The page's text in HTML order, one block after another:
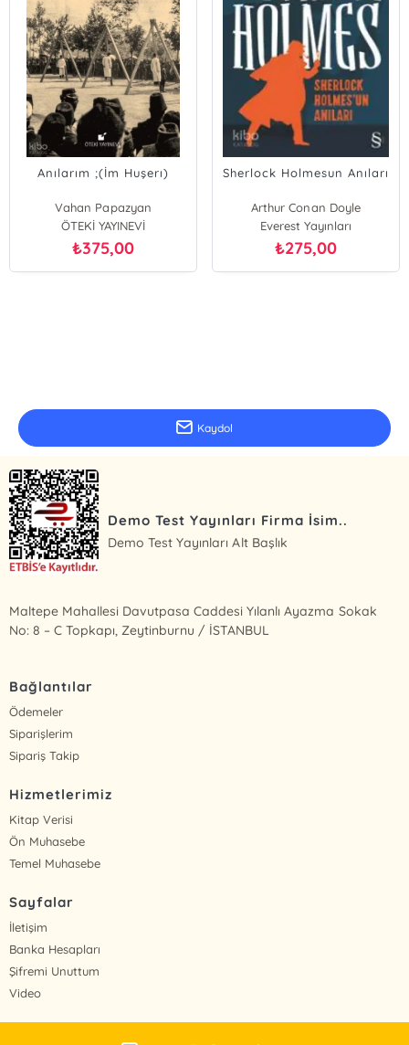
Anılarım ;(İm Huşerı)
Vahan Papazyan
ÖTEKİ YAYINEVİ
₺375,00
Sherlock Holmesun Anıları
Arthur Conan Doyle
Everest Yayınları
₺275,00
Kaydol
Demo Test Yayınları Firma İsim..
Demo Test Yayınları Alt Başlık
Maltepe Mahallesi Davutpasa Caddesi Yılanlı Ayazma Sokak
No: 8 – C Topkapı, Zeytinburnu / İSTANBUL
Bağlantılar
Ödemeler
Siparişlerim
Sipariş Takip
Hizmetlerimiz
Kitap Verisi
Ön Muhasebe
Temel Muhasebe
Sayfalar
İletişim
Banka Hesapları
Şifremi Unuttum
Video